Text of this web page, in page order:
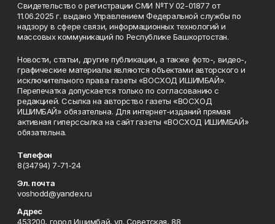
Свидетельство о регистрации СМИ №ТУ 02-01877 от
11.06.2025 г. выдано Управлением Федеральной службы по
надзору в сфере связи, информационных технологий и
массовых коммуникаций по Республике Башкортостан.
Новости, статьи, другие публикации, а также фото-, видео-,
графические материалы являются объектами авторского и
исключительного права газеты «ВОСХОД ИШИМБАЙ».
Перепечатка допускается только по согласованию с
редакцией. Ссылка на авторство газеты «ВОСХОД
ИШИМБАЙ» обязательна. Для интернет-изданий прямая
активная гиперссылка на сайт газеты «ВОСХОД ИШИМБАЙ»
обязательна.
Телефон
8(34794) 7-71-24
Эл. почта
voshodd@yandex.ru
Адрес
453200, город Ишимбай, ул. Советская, 88